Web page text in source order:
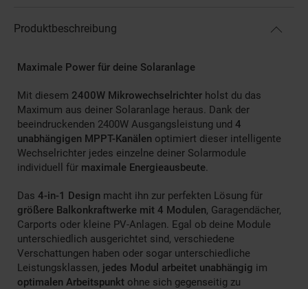
Produktbeschreibung
Maximale Power für deine Solaranlage
Mit diesem 2400W Mikrowechselrichter holst du das
Maximum aus deiner Solaranlage heraus. Dank der
beeindruckenden 2400W Ausgangsleistung und 4
unabhängigen MPPT-Kanälen optimiert dieser intelligente
Wechselrichter jedes einzelne deiner Solarmodule
individuell für maximale Energieausbeute.
Das 4-in-1 Design macht ihn zur perfekten Lösung für
größere Balkonkraftwerke mit 4 Modulen, Garagendächer,
Carports oder kleine PV-Anlagen. Egal ob deine Module
unterschiedlich ausgerichtet sind, verschiedene
Verschattungen haben oder sogar unterschiedliche
Leistungsklassen, jedes Modul arbeitet unabhängig im
optimalen Arbeitspunkt ohne sich gegenseitig zu